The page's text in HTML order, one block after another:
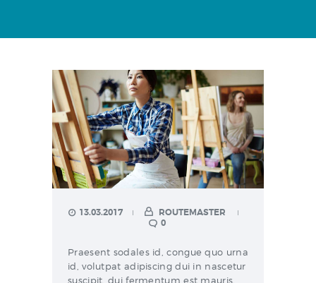
ОНЛАЙН ШКОЛА
ЛАБОРАТОРИЯ
НАВЫКОВ
КОНТАКТЫ
13.03.2017
ROUTEMASTER
0
Praesent sodales id, congue quo urna
id, volutpat adipiscing dui in nascetur
suscipit, dui fermentum est mauris.